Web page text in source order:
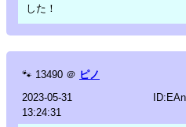
した！
🐾 13490 ＠ ピノ
2023-05-31
13:24:31